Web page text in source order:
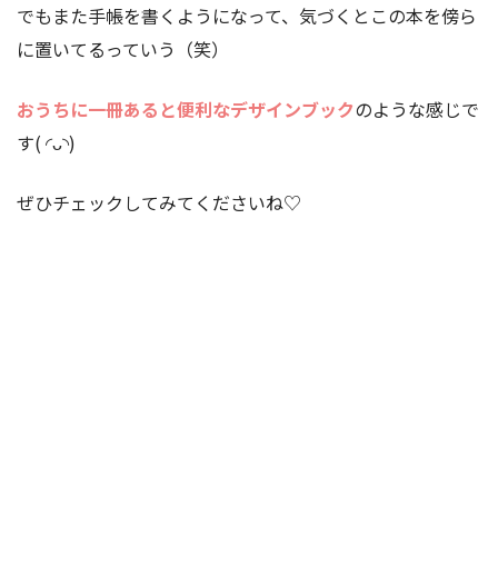
でもまた手帳を書くようになって、気づくとこの本を傍ら
に置いてるっていう（笑）
おうちに一冊あると便利なデザインブックのような感じで
す( ◜ᴗ◝)
ぜひチェックしてみてくださいね♡